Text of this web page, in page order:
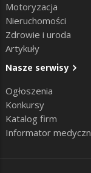
Motoryzacja
Nieruchomości
Zdrowie i uroda
Artykuły
Nasze serwisy
Ogłoszenia
Konkursy
Katalog firm
Informator